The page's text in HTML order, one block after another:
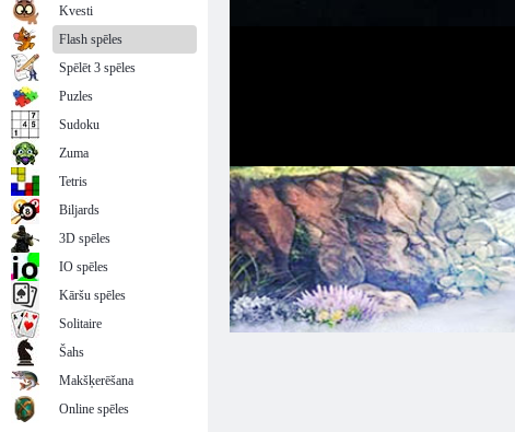
Kvesti
Flash spēles
Spēlēt 3 spēles
Puzles
Sudoku
Zuma
Tetris
Biljards
3D spēles
IO spēles
Kāršu spēles
Solitaire
Šahs
Makšķerēšana
Online spēles